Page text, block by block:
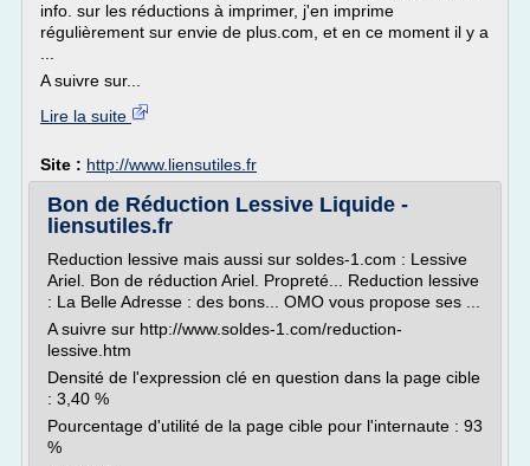
info. sur les réductions à imprimer, j'en imprime
régulièrement sur envie de plus.com, et en ce moment il y a
A suivre sur...
Lire la suite
Site : http://www.liensutiles.fr
Bon de Réduction Lessive Liquide -
liensutiles.fr
Reduction lessive mais aussi sur soldes-1.com : Lessive
Ariel. Bon de réduction Ariel. Propreté... Reduction lessive
: La Belle Adresse : des bons... OMO vous propose ses ...
A suivre sur http://www.soldes-1.com/reduction-
lessive.htm
Densité de l'expression clé en question dans la page cible
: 3,40 %
Pourcentage d'utilité de la page cible pour l'internaute : 93
%